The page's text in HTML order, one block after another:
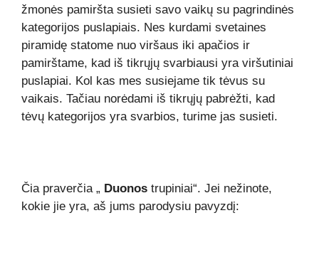
žmonės pamiršta susieti savo vaikų su pagrindinės
kategorijos puslapiais. Nes kurdami svetaines
piramidę statome nuo viršaus iki apačios ir
pamirštame, kad iš tikrųjų svarbiausi yra viršutiniai
puslapiai. Kol kas mes susiejame tik tėvus su
vaikais. Tačiau norėdami iš tikrųjų pabrėžti, kad
tėvų kategorijos yra svarbios, turime jas susieti.
Čia praverčia „ Duonos trupiniai“. Jei nežinote,
kokie jie yra, aš jums parodysiu pavyzdį: